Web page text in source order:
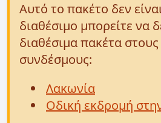
Αυτό το πακέτο δεν
διαθέσιμο μπορείτε να
διαθέσιμα πακέτα
συνδέσμους:
Λακωνία
Οδική εκδρομή